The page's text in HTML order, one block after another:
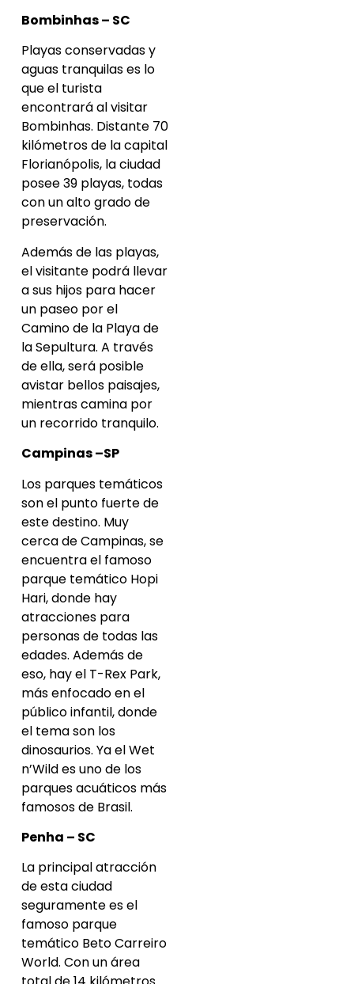
Bombinhas – SC
Playas conservadas y
aguas tranquilas es lo
que el turista
encontrará al visitar
Bombinhas. Distante 70
kilómetros de la capital
Florianópolis, la ciudad
posee 39 playas, todas
con un alto grado de
preservación.
Además de las playas,
el visitante podrá llevar
a sus hijos para hacer
un paseo por el
Camino de la Playa de
la Sepultura. A través
de ella, será posible
avistar bellos paisajes,
mientras camina por
un recorrido tranquilo.
Campinas –SP
Los parques temáticos
son el punto fuerte de
este destino. Muy
cerca de Campinas, se
encuentra el famoso
parque temático Hopi
Hari, donde hay
atracciones para
personas de todas las
edades. Además de
eso, hay el T-Rex Park,
más enfocado en el
público infantil, donde
el tema son los
dinosaurios. Ya el Wet
n’Wild es uno de los
parques acuáticos más
famosos de Brasil.
Penha – SC
La principal atracción
de esta ciudad
seguramente es el
famoso parque
temático Beto Carreiro
World. Con un área